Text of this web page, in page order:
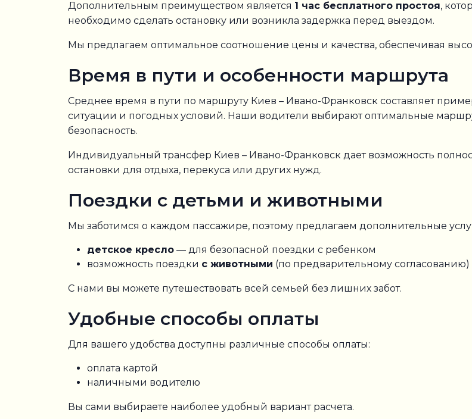
Дополнительным преимуществом является 1 час бесплатного простоя,
необходимо сделать остановку или возникла задержка перед выездом.
Мы предлагаем оптимальное соотношение цены и качества, обеспечивая
Время в пути и особенности маршрута
Среднее время в пути по маршруту Киев – Ивано-Франковск составляет
ситуации и погодных условий. Наши водители выбирают оптимальные
безопасность.
Индивидуальный трансфер Киев – Ивано-Франковск дает возможность
остановки для отдыха, перекуса или других нужд.
Поездки с детьми и животными
Мы заботимся о каждом пассажире, поэтому предлагаем дополнительные
детское кресло — для безопасной поездки с ребенком
возможность поездки с животными (по предварительному согласованию)
С нами вы можете путешествовать всей семьей без лишних забот.
Удобные способы оплаты
Для вашего удобства доступны различные способы оплаты:
оплата картой
наличными водителю
Вы сами выбираете наиболее удобный вариант расчета.